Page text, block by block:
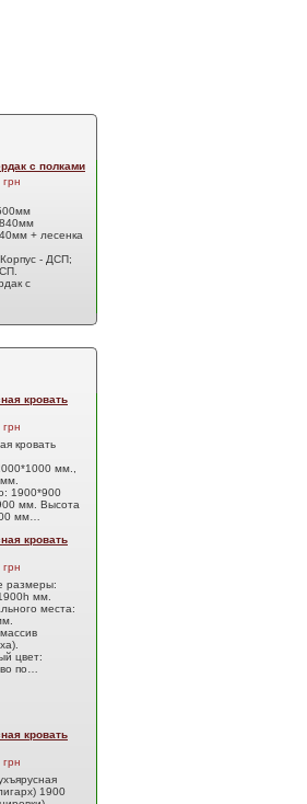
с полками
грн
+ лесенка
- ДСП;
с
кровать
грн
кровать
мм.,
1900*900
мм. Высота
мм…
кровать
грн
размеры:
мм.
места:
цвет:
по…
кровать
грн
1900